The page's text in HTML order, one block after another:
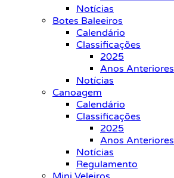
Notícias
Botes Baleeiros
Calendário
Classificações
2025
Anos Anteriores
Notícias
Canoagem
Calendário
Classificações
2025
Anos Anteriores
Notícias
Regulamento